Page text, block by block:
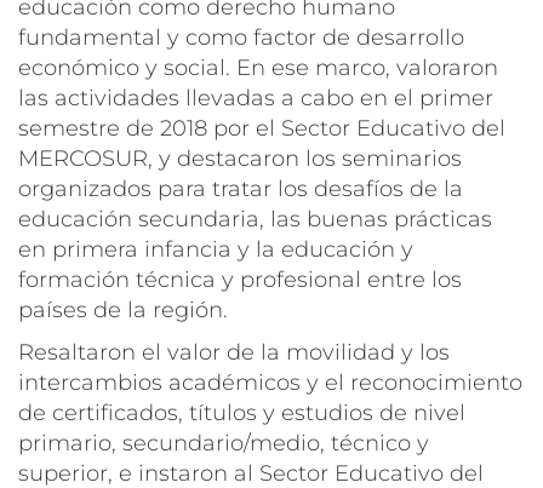
educación como derecho humano
fundamental y como factor de desarrollo
económico y social. En ese marco, valoraron
las actividades llevadas a cabo en el primer
semestre de 2018 por el Sector Educativo del
MERCOSUR, y destacaron los seminarios
organizados para tratar los desafíos de la
educación secundaria, las buenas prácticas
en primera infancia y la educación y
formación técnica y profesional entre los
países de la región.
Resaltaron el valor de la movilidad y los
intercambios académicos y el reconocimiento
de certificados, títulos y estudios de nivel
primario, secundario/medio, técnico y
superior, e instaron al Sector Educativo del